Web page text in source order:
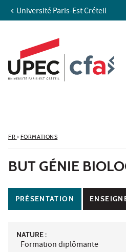
Aller au contenu
Accès directs
Recherche
Université Paris-Est Créteil
FR › FORMATIONS
BUT GÉNIE
PRÉSENTATION
NATURE :
Formation diplômante